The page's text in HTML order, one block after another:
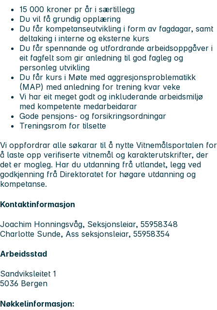
15 000 kroner pr år i særtillegg
Du vil få grundig opplæring
Du får kompetanseutvikling i form av fagdagar, samt
deltaking i interne og eksterne kurs
Du får spennande og utfordrande arbeidsoppgåver i
eit fagfelt som gir anledning til god fagleg og
personleg utvikling
Du får kurs i Møte med aggresjonsproblematikk
(MAP) med anledning for trening kvar veke
Vi har eit meget godt og inkluderande arbeidsmiljø
med kompetente medarbeidarar
Gode pensjons- og forsikringsordningar
Treningsrom for tilsette
Vi oppfordrar alle søkarar til å nytte Vitnemålsportalen for
å laste opp verifiserte vitnemål og karakterutskrifter, der
det er mogleg. Har du utdanning frå utlandet, legg ved
godkjenning frå Direktoratet for høgare utdanning og
kompetanse.
Kontaktinformasjon
Joachim Honningsvåg, Seksjonsleiar, 55958348
Charlotte Sunde, Ass seksjonsleiar, 55958354
Arbeidsstad
Sandviksleitet 1
5036 Bergen
Nøkkelinformasjon: